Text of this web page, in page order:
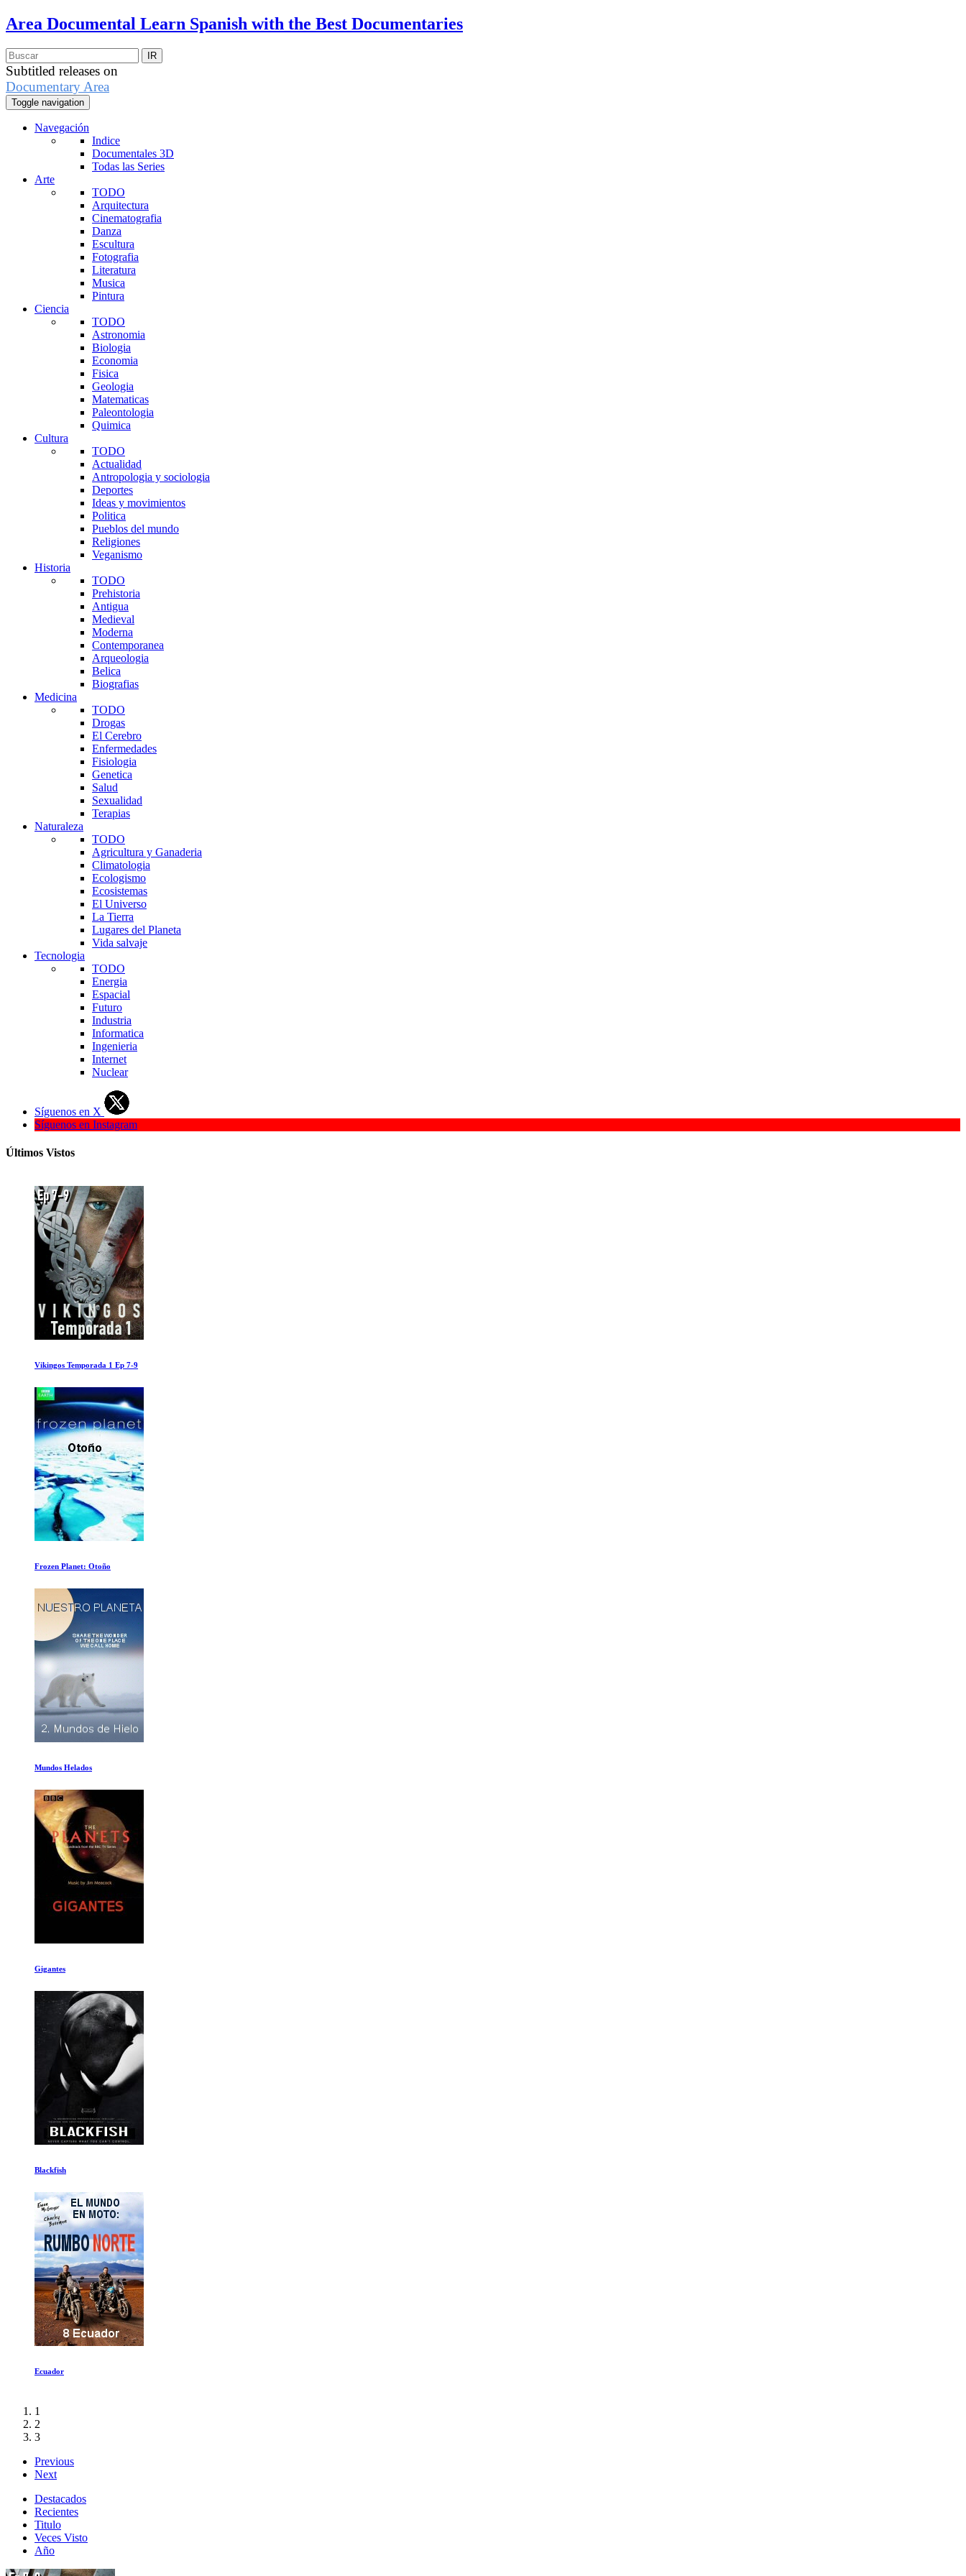
Area Documental Learn Spanish with the Best Documentaries
Subtitled releases on
Documentary Area
Toggle navigation
Navegación
Indice
Documentales 3D
Todas las Series
Arte
TODO
Arquitectura
Cinematografia
Danza
Escultura
Fotografia
Literatura
Musica
Pintura
Ciencia
TODO
Astronomia
Biologia
Economia
Fisica
Geologia
Matematicas
Paleontologia
Quimica
Cultura
TODO
Actualidad
Antropologia y sociologia
Deportes
Ideas y movimientos
Politica
Pueblos del mundo
Religiones
Veganismo
Historia
TODO
Prehistoria
Antigua
Medieval
Moderna
Contemporanea
Arqueologia
Belica
Biografias
Medicina
TODO
Drogas
El Cerebro
Enfermedades
Fisiologia
Genetica
Salud
Sexualidad
Terapias
Naturaleza
TODO
Agricultura y Ganaderia
Climatologia
Ecologismo
Ecosistemas
El Universo
La Tierra
Lugares del Planeta
Vida salvaje
Tecnologia
TODO
Energia
Espacial
Futuro
Industria
Informatica
Ingenieria
Internet
Nuclear
Síguenos en X
Síguenos en Instagram
Últimos Vistos
La Cueva de los Sueños Olvidados
Rafa Ep 1-2
El Sur helado
Eagles Gira de Despedida 2de3
Maquinando
Restrepo
1
2
3
Previous
Next
Destacados
Recientes
Titulo
Veces Visto
Año